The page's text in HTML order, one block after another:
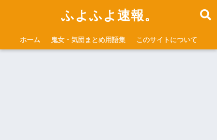
ふよふよ速報。
ホーム 鬼女・気団まとめ用語集 このサイトについて